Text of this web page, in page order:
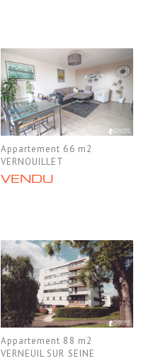
Appartement 66 m2
VERNOUILLET
VENDU
Appartement 88 m2
VERNEUIL SUR SEINE